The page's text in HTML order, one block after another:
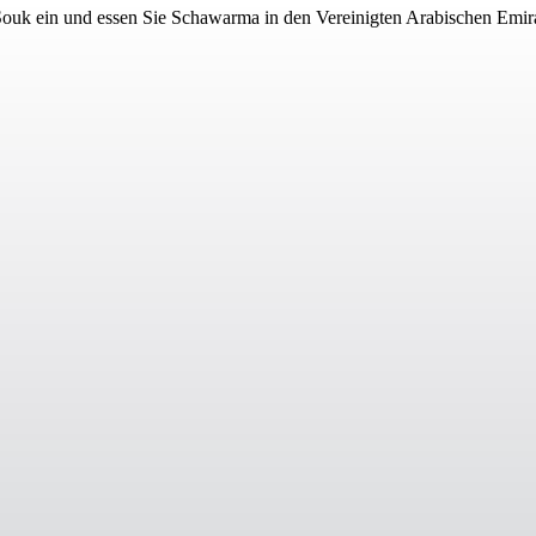
ein und essen Sie Schawarma in den Vereinigten Arabischen